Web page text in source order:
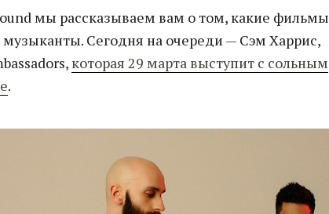
мы рассказываем вам о том, какие фильмы
Сегодня на очереди — Сэм Харрис,
которая 29 марта выступит с сольным
.